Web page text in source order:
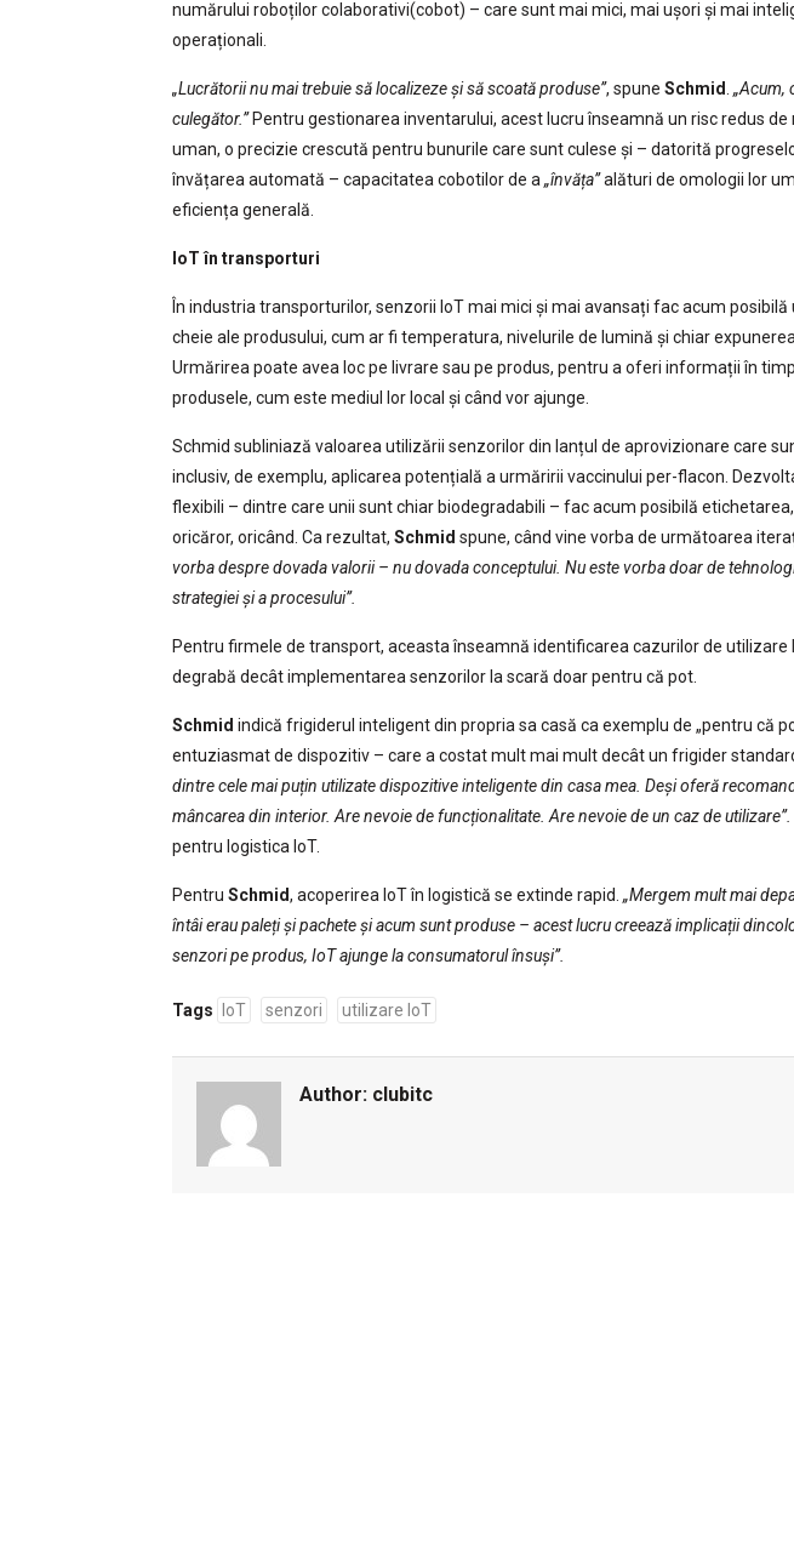
numărului roboților colaborativi(cobot) – care sunt mai mici, mai ușori și mai
operaționali.
„Lucrătorii nu mai trebuie să localizeze și să scoată produse”, spune Schmid „Acum,
culegător.”Pentru gestionarea inventarului, acest lucru înseamnă un risc redus de
uman, o precizie crescută pentru bunurile care sunt culese și – datorită
învățarea automată – capacitatea cobotilor de a „învăța”alături de omologii lor
eficiența generală.
IoT în transporturi
În industria transporturilor, senzorii IoT mai mici și mai avansați fac acum
cheie ale produsului, cum ar fi temperatura, nivelurile de lumină și chiar
Urmărirea poate avea loc pe livrare sau pe produs, pentru a oferi informații în
produsele, cum este mediul lor local și când vor ajunge.
Schmid subliniază valoarea utilizării senzorilor din lanțul de aprovizionare care
inclusiv, de exemplu, aplicarea potențială a urmăririi vaccinului per-flacon.
flexibili – dintre care unii sunt chiar biodegradabili – fac acum posibilă
oricăror, oricând. Ca rezultat, Schmid spune, când vine vorba de următoarea
vorba despre dovada valorii – nu dovada conceptului. Nu este vorba doar de
strategiei și a procesului”.
Pentru firmele de transport, aceasta înseamnă identificarea cazurilor de utilizare
degrabă decât implementarea senzorilor la scară doar pentru că pot.
Schmid indică frigiderul inteligent din propria sa casă ca exemplu de „pentru că
entuziasmat de dispozitiv – care a costat mult mai mult decât un frigider
dintre cele mai puțin utilizate dispozitive inteligente din casa mea. Deși oferă
mâncarea din interior. Are nevoie de funcționalitate. Are nevoie de un caz de utilizare”.
pentru logistica IoT.
Pentru Schmid, acoperirea IoT în logistică se extinde rapid. „Mergem mult mai
întâi erau paleți și pachete și acum sunt produse – acest lucru creează implicații
senzori pe produs, IoT ajunge la consumatorul însuși”.
Tags IoT senzori utilizare IoT
Author: clubitc